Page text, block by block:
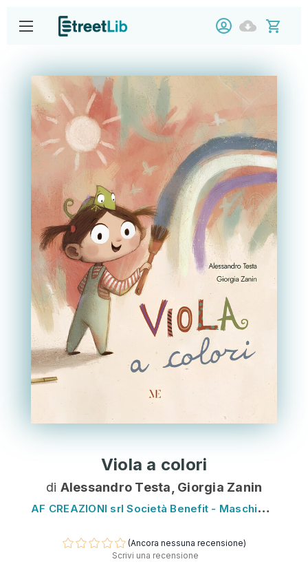
Viola a colori
di Alessandro Testa, Giorgia Zanin
A
F CREAZIONI srl Società Benefit - Maschietto Editore
(Ancora nessuna recensione)
Scrivi una recensione